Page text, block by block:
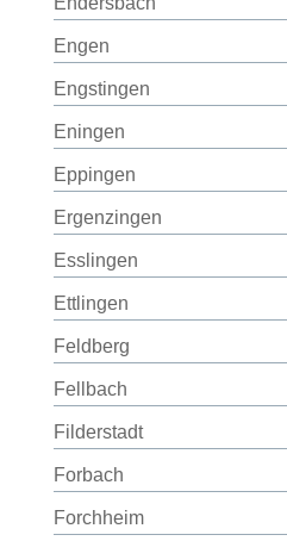
Engen
Engstingen
Eningen
Eppingen
Ergenzingen
Esslingen
Ettlingen
Feldberg
Fellbach
Filderstadt
Forbach
Forchheim